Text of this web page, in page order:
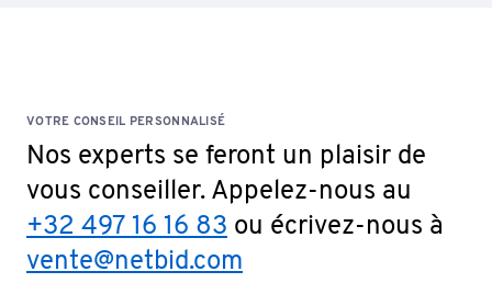
VOTRE CONSEIL PERSONNALISÉ
Nos experts se feront un plaisir de
vous conseiller. Appelez-nous au
+32 497 16 16 83 ou écrivez-nous à
vente@netbid.com